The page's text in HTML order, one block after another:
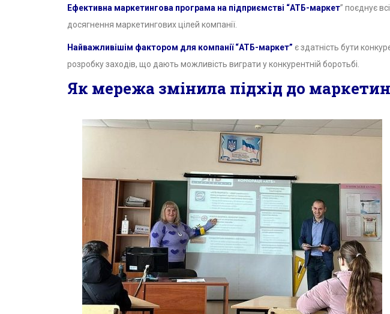
Ефективна маркетингова програма на підприємстві “АТБ-маркет” поєднує
досягнення маркетингових цілей компанії.
Найважливішім фактором для компанії “АТБ-маркет” є здатність бути
розробку заходів, що дають можливість виграти у конкурентній боротьбі.
Як мережа змінила підхід до